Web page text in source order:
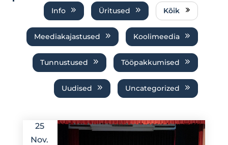
Kõik
Üritused
Info
Koolimeedia
Meediakajastused
Tööpakkumised
Tunnustused
Uncategorized
Uudised
25
Nov.